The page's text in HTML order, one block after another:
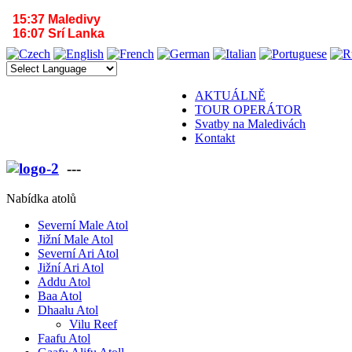
15:37 Maledivy
16:07 Srí Lanka
AKTUÁLNĚ
TOUR OPERÁTOR
Svatby na Maledivách
Kontakt
---
Nabídka atolů
Severní Male Atol
Jižní Male Atol
Severní Ari Atol
Jižní Ari Atol
Addu Atol
Baa Atol
Dhaalu Atol
Vilu Reef
Faafu Atol